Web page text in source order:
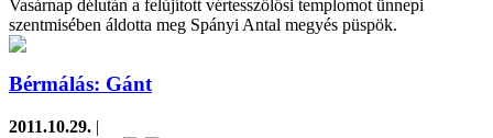
Vasárnap délután a felújított vértesszőlősi templomot ünnepi
szentmisében áldotta meg Spányi Antal megyés püspök.
Bérmálás: Gánt
2011.10.29. |